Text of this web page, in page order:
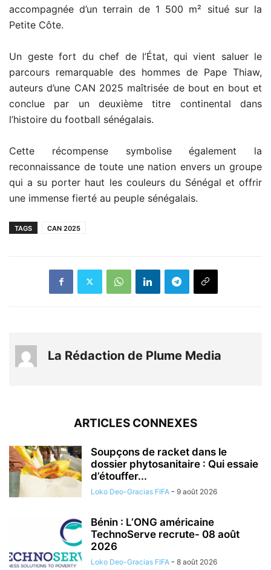
accompagnée d’un terrain de 1 500 m² situé sur la
Petite Côte.
Un geste fort du chef de l’État, qui vient saluer le
parcours remarquable des hommes de Pape Thiaw,
auteurs d’une CAN 2025 maîtrisée de bout en bout et
conclue par un deuxième titre continental dans
l’histoire du football sénégalais.
Cette récompense symbolise également la
reconnaissance de toute une nation envers un groupe
qui a su porter haut les couleurs du Sénégal et offrir
une immense fierté au peuple sénégalais.
TAGS CAN 2025
La Rédaction de Plume Media
ARTICLES CONNEXES
Soupçons de racket dans le
dossier phytosanitaire : Qui essaie
d’étouffer...
Loko Deo-Gracias FIFA - 9 août 2026
Bénin : L’ONG américaine
TechnoServe recrute- 08 août
2026
Loko Deo-Gracias FIFA - 8 août 2026